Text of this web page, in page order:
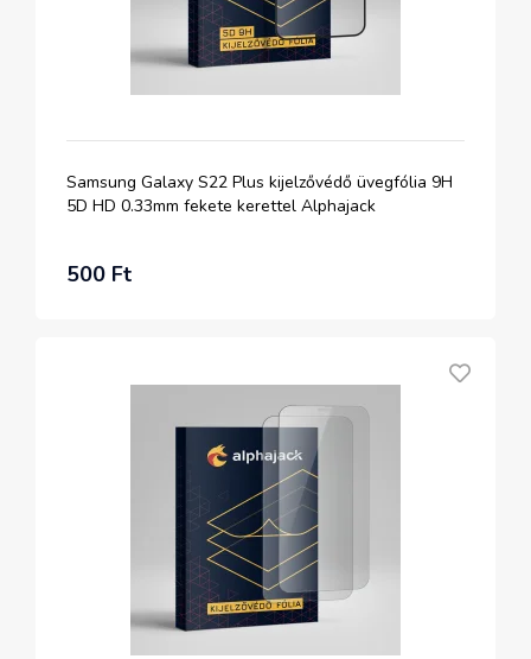
Samsung Galaxy S22 Plus kijelzővédő üvegfólia 9H
5D HD 0.33mm fekete kerettel Alphajack
500 Ft